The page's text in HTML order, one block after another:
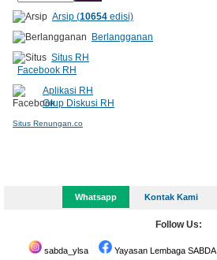
Arsip (10654edisi)
Berlangganan
Situs RH
Facebook RH
Aplikasi RH
Grup Diskusi RH
Situs Renungan.co
Whatsapp Kontak Kami
Follow Us:
sabda_ylsa Yayasan Lembaga SABDA